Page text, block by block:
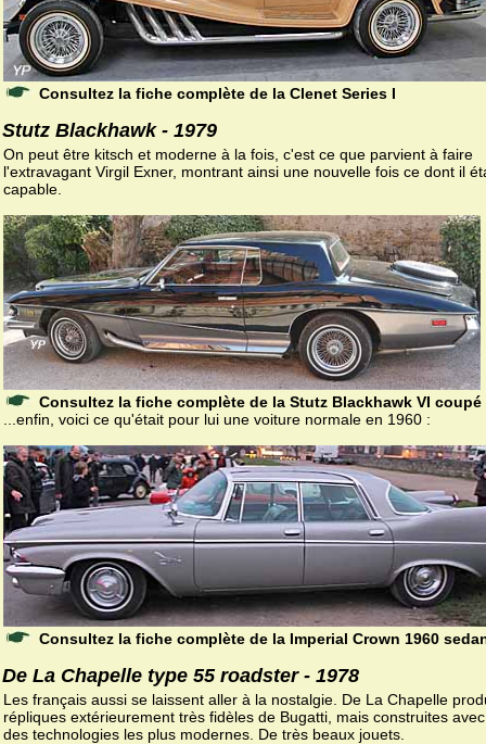
Consultez la fiche complète de la Clenet Series I
Stutz Blackhawk - 1979
On peut être kitsch et moderne à la fois, c'est ce que parvient à faire
l'extravagant Virgil Exner, montrant ainsi une nouvelle fois ce dont il
capable.
Consultez la fiche complète de la Stutz Blackhawk VI coupé
...enfin, voici ce qu'était pour lui une voiture normale en 1960 :
Consultez la fiche complète de la Imperial Crown 1960
De La Chapelle type 55 roadster - 1978
Les français aussi se laissent aller à la nostalgie. De La Chapelle
répliques extérieurement très fidèles de Bugatti, mais construites
des technologies les plus modernes. De très beaux jouets.